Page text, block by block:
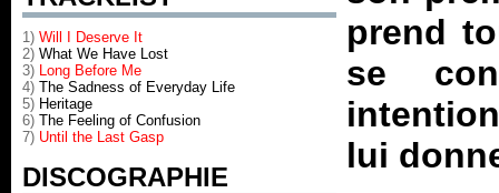
1) Will I Deserve It
2) What We Have Lost
3) Long Before Me
4) The Sadness of Everyday Life
5) Heritage
6) The Feeling of Confusion
7) Until the Last Gasp
DISCOGRAPHIE
prend
se
lui